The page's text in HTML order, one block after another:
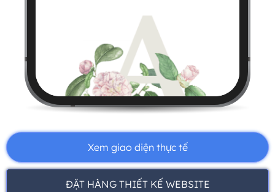
Xem giao diện thực tế
ĐẶT HÀNG THIẾT KẾ WEBSITE